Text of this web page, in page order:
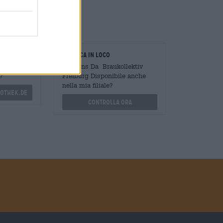
Verifica in loco
È Alfons Da Braukollektiv
Freiburg Disponibile anche
nella mia filiale?
Controlla ora